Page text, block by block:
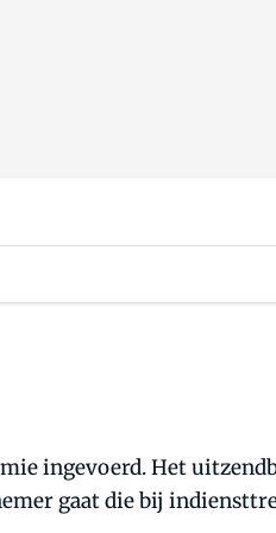
ingevoerd. Het
gaat die bij